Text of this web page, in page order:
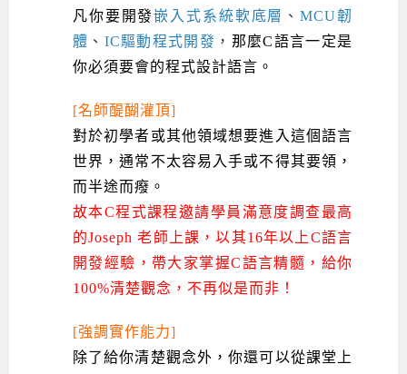
Python程式實戰養成學程
Python程式設計
APCS寒暑假程式檢定班
Java 物件導向程式
Android Framework
Android ADK周邊裝置開發班
iPhone程式設計進階班
Android嵌入式平台開發訓練班
TI MSP430微控制器開發
產品應用系列課程
生醫感測器整合設計班
物聯網Web整合應用實作班
轉職就業班
AI智能醫療電子產品開發人才就業班
物聯網韌體工程師人才養成班
物聯網平台開發人才養成班(政府+企業雙重補助)
物聯網平台開發人才養成班
Edge AI與Pi Pico實作應用
電腦視覺演算法-人臉識別實戰
iPAS巨量資料分析師考照班
【遠距同步】青少年AI冬/夏令營
青少年AI人工智慧實作班
Python進階程式設計：從資料結構到演算法
Python程式實戰養成學程
硬體控制使用Python
用樹莓派實現物聯網
設
計
位
課
程
凡你要開發嵌入式系統軟底層 、MCU韌
體 、 IC驅動程式開發 ， 那麼C語言一定是
你必須要會的程式設計語言。
[名師醍醐灌頂]
對於初學者或其他領域想要進入這個語言
世界，通常不太容易入手或不得其要領，
而半途而癈。
故本C程式課程邀請學員滿意度調查最高
的Joseph 老師上課，以其16年以上C語言
開發經驗，帶大家掌握C語言精髓，給你
100%清楚觀念，不再似是而非！
[強調實作能力]
除了給你清楚觀念外，你還可以從課堂上